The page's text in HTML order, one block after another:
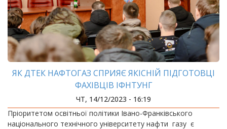
ЯК ДТЕК НАФТОГАЗ СПРИЯЄ ЯКІСНІЙ ПІДГОТОВЦІ
ФАХІВЦІВ ІФНТУНГ
ЧТ, 14/12/2023 - 16:19
Пріоритетом освітньої політики Івано-Франківського
національного технічного університету нафти газу є